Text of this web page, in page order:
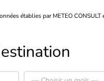
établies par METEO